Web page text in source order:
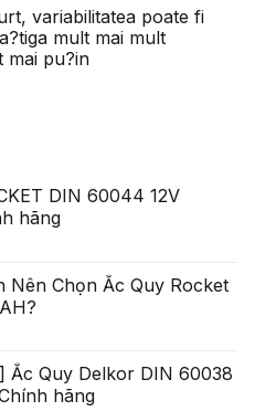
variabilitatea poate fi
mult mai mult
mai pu?in
DIN 60044 12V
hãng
Nên Chọn Ắc Quy Rocket
Ắc Quy Delkor DIN 60038
hãng